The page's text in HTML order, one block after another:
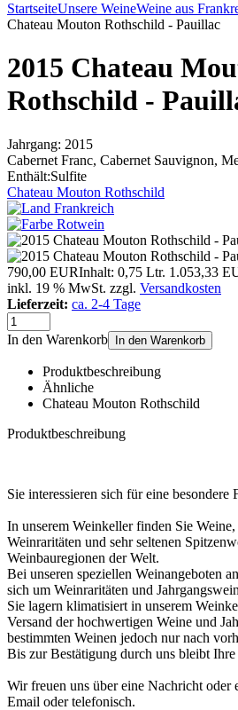
StartseiteUnsere WeineWeine aus
Chateau Mouton Rothschild - Pauillac
2015 Chateau
Rothschild -
Jahrgang: 2015
Cabernet Franc, Cabernet Sauvignon,
Enthält:Sulfite
Chateau Mouton Rothschild
790,00 EURInhalt: 0,75 Ltr. 1.053,33
inkl. 19 % MwSt. zzgl. Versandkosten
Lieferzeit: ca. 2-4 Tage
In den Warenkorb In den Warenkorb
Produktbeschreibung
Ähnliche
Chateau Mouton Rothschild
Produktbeschreibung
Sie interessieren sich für eine besondere
In unserem Weinkeller finden Sie Weine,
Weinraritäten und sehr seltenen
Weinbauregionen der Welt.
Bei unseren speziellen Weinangeboten
sich um Weinraritäten und
Sie lagern klimatisiert in unserem
Versand der hochwertigen Weine und
bestimmten Weinen jedoch nur nach
Bis zur Bestätigung durch uns bleibt
Wir freuen uns über eine Nachricht oder
Email oder telefonisch.